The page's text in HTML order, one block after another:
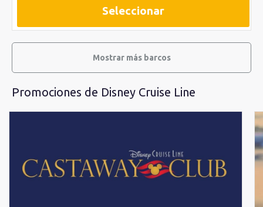
Seleccionar
Mostrar más barcos
Promociones de Disney Cruise Line